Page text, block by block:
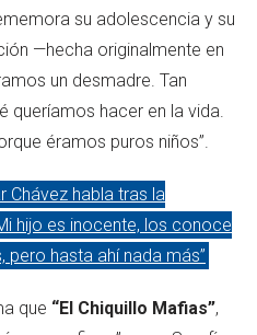
su adolescencia y su
—hecha originalmente en
un desmadre. Tan
queríamos hacer en la vida.
éramos puros niños”.
Chávez habla tras la
hijo es inocente, los conoce
hasta ahí nada más”
que “El Chiquillo Mafias”,